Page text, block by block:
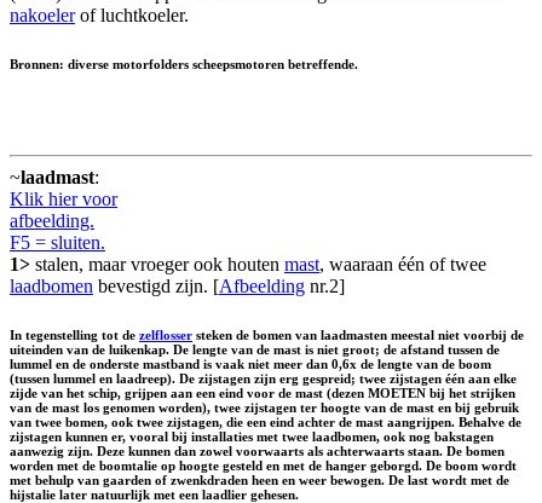
nakoelerof luchtkoeler.
Bronnen: diverse motorfolders scheepsmotoren betreffende.
~laadmast:
Klik hier voor
afbeelding.
F5 = sluiten.
1> stalen, maar vroeger ook houten mast, waaraan één of twee
laadbomen bevestigd zijn. [Afbeelding nr.2]
In tegenstelling tot de zelflosser steken de bomen van laadmasten meestal niet voorbij de
uiteinden van de luikenkap. De lengte van de mast is niet groot; de afstand tussen de
lummel en de onderste mastband is vaak niet meer dan 0,6x de lengte van de boom
(tussen lummel en laadreep). De zijstagen zijn erg gespreid; twee zijstagen één aan elke
zijde van het schip, grijpen aan een eind voor de mast (dezen MOETEN bij het strijken
van de mast los genomen worden), twee zijstagen ter hoogte van de mast en bij gebruik
van twee bomen, ook twee zijstagen, die een eind achter de mast aangrijpen. Behalve de
zijstagen kunnen er, vooral bij installaties met twee laadbomen, ook nog bakstagen
aanwezig zijn. Deze kunnen dan zowel voorwaarts als achterwaarts staan. De bomen
worden met de boomtalie op hoogte gesteld en met de hanger geborgd. De boom wordt
met behulp van gaarden of zwenkdraden heen en weer bewogen. De last wordt met de
hijstalie later natuurlijk met een laadlier gehesen.